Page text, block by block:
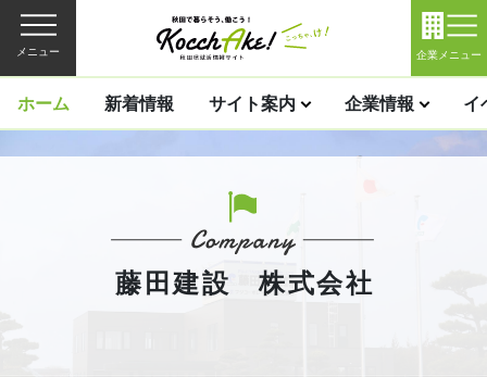
メニュー 企業メニュー
ホーム 新着情報 サイト案内 企業情報 イ
藤田建設 株式会社